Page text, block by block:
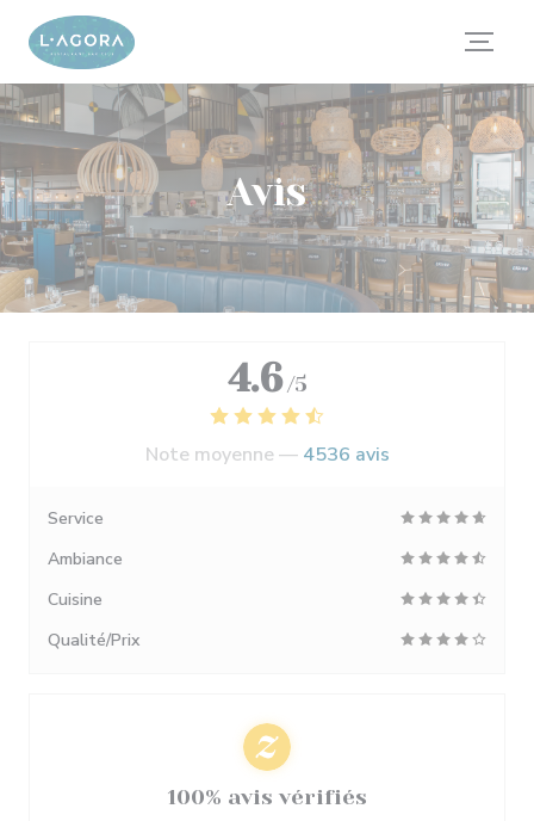
Personnalisation de vos choix en matière de cookies
Avis
4.6 /5
Note moyenne — 4536 avis
Service
Ambiance
Cuisine
Qualité/Prix
100% avis vérifiés